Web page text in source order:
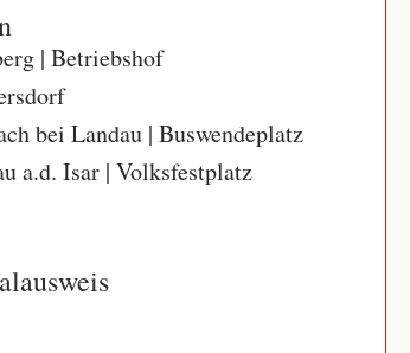
| Betriebshof
bei Landau | Buswendeplatz
a.d. Isar | Volksfestplatz